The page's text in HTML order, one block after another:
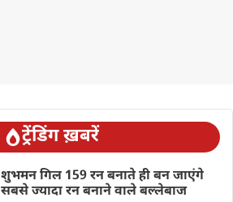
ट्रेंडिंग ख़बरें
शुभमन गिल 159 रन बनाते ही बन जाएंगे
सबसे ज्यादा रन बनाने वाले बल्लेबाज